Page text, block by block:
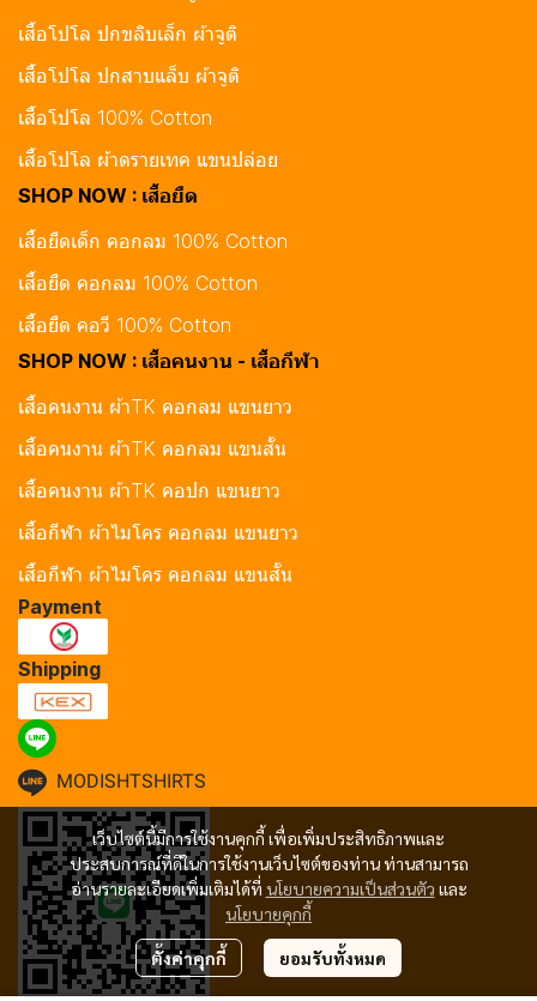
เว็บไซต์นี้มีการใช้งานคุกกี้ เพื่อเพิ่มประสิทธิภาพและ
ประสบการณ์ที่ดีในการใช้งานเว็บไซต์ของท่าน ท่านสามารถ
อ่านรายละเอียดเพิ่มเติมได้ที่ นโยบายความเป็นส่วนตัว และ
นโยบายคุกกี้
ตั้งค่าคุกกี้ ยอมรับทั้งหมด
เสื้อโปโล ปกขลิบเล็ก ผ้าจูติ
เสื้อโปโล ปกสาบแล็บ ผ้าจูติ
เสื้อโปโล 100% Cotton
เสื้อโปโล ผ้าดรายเทค แขนปล่อย
SHOP NOW : เสื้อยืด
เสื้อยืดเด็ก คอกลม 100% Cotton
เสื้อยืด คอกลม 100% Cotton
เสื้อยืด คอวี 100% Cotton
SHOP NOW : เสื้อคนงาน - เสื้อกีฬา
เสื้อคนงาน ผ้าTK คอกลม แขนยาว
เสื้อคนงาน ผ้าTK คอกลม แขนสั้น
เสื้อคนงาน ผ้าTK คอปก แขนยาว
เสื้อกีฬา ผ้าไมโคร คอกลม แขนยาว
เสื้อกีฬา ผ้าไมโคร คอกลม แขนสั้น
Payment
Shipping
MODISHTSHIRTS